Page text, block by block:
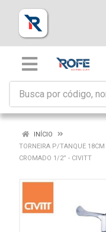
INÍCIO
TORNEIRA P/TANQUE
CROMADO 1/2” - CIVITT